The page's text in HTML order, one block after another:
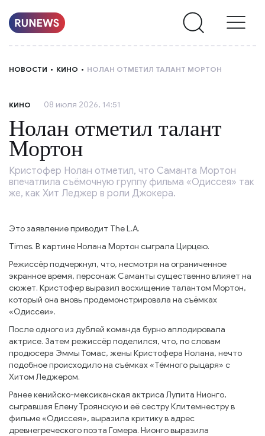
О
НАС
НОВОСТИ КИНО НОЛАН ОТМЕТИЛ ТАЛАНТ МОРТОН
КИНО 08 июля 2026, 14:51
Нолан отметил талант
Мортон
Кристофер Нолан отметил, что Саманта Мортон
впечатлила съёмочную группу фильма «Одиссея» так
же, как Хит Леджер в роли Джокера.
Это заявление приводит The L.A.
Times. В картине Нолана Мортон сыграла Цирцею.
Режиссёр подчеркнул, что, несмотря на ограниченное
экранное время, персонаж Саманты существенно влияет на
сюжет. Кристофер выразил восхищение талантом Мортон,
который она вновь продемонстрировала на съёмках
«Одиссеи».
После одного из дублей команда бурно аплодировала
актрисе. Затем режиссёр поделился, что, по словам
продюсера Эммы Томас, жены Кристофера Нолана, нечто
подобное происходило на съёмках «Тёмного рыцаря» с
Хитом Леджером.
Ранее кенийско-мексиканская актриса Лупита Нионго,
сыгравшая Елену Троянскую и её сестру Клитемнестру в
фильме «Одиссея», выразила критику в адрес
древнегреческого поэта Гомера. Нионго выразила